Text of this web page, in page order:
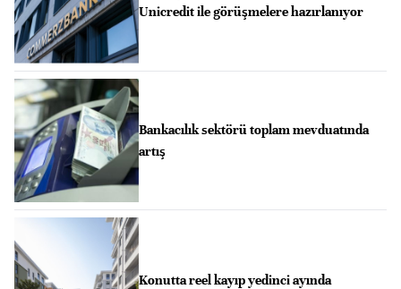
Unicredit ile görüşmelere hazırlanıyor
Bankacılık sektörü toplam mevduatında
artış
Konutta reel kayıp yedinci ayında